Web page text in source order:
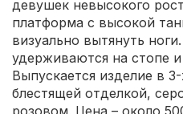
девушек невысокого
платформа с высокой
визуально вытянуть
удерживаются на стопе
Выпускается изделие в
блестящей отделкой,
розовом. Цена – около